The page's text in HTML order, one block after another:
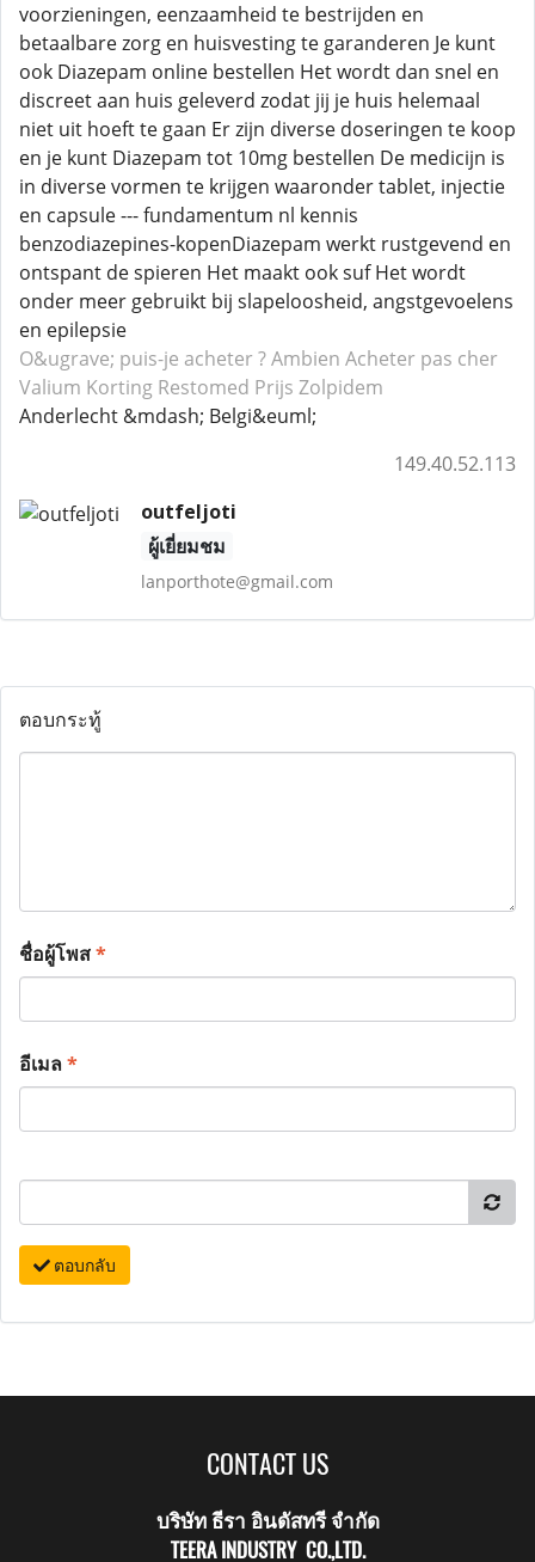
voorzieningen, eenzaamheid te bestrijden en
betaalbare zorg en huisvesting te garanderen Je kunt
ook Diazepam online bestellen Het wordt dan snel en
discreet aan huis geleverd zodat jij je huis helemaal
niet uit hoeft te gaan Er zijn diverse doseringen te koop
en je kunt Diazepam tot 10mg bestellen De medicijn is
in diverse vormen te krijgen waaronder tablet, injectie
en capsule --- fundamentum nl kennis
benzodiazepines-kopenDiazepam werkt rustgevend en
ontspant de spieren Het maakt ook suf Het wordt
onder meer gebruikt bij slapeloosheid, angstgevoelens
en epilepsie
O&ugrave; puis-je acheter ? Ambien Acheter pas cher
Valium Korting Restomed Prijs Zolpidem
Anderlecht &mdash; Belgi&euml;
149.40.52.113
outfeljoti
ผู้เยี่ยมชม
lanporthote@gmail.com
ตอบกระทู้
ชื่อผู้โพส*
อีเมล*
ตอบกลับ
CONTACT US
บริษัท ธีรา อินดัสทรี จำกัด
TEERA INDUSTRY CO.,LTD.